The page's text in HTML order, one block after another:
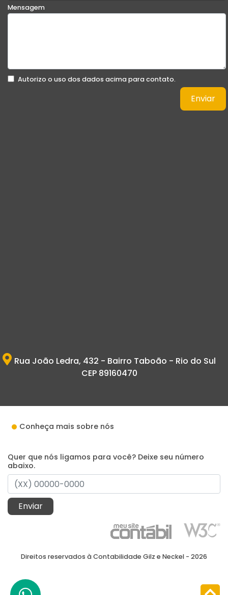
Mensagem
Autorizo o uso dos dados acima para contato.
Enviar
Rua João Ledra, 432 - Bairro Taboão - Rio do Sul
CEP 89160470
Conheça mais sobre nós
Quer que nós ligamos para você? Deixe seu número
abaixo.
Enviar
Direitos reservados à Contabilidade Gilz e Neckel - 2026